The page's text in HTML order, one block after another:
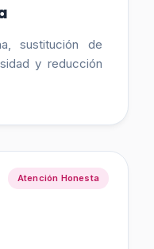
sustitución de
y reducción
Atención Honesta